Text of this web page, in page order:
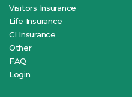
Visitors Insurance
Life Insurance
CI Insurance
Other
FAQ
Login